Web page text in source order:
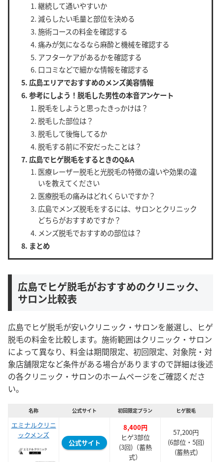
継続して通いやすいか
減らしたい毛量と部位を決める
施術コースの料金を確認する
痛みが気になるなら麻酔と機械を確認する
アフターケアがあるかを確認する
口コミなどで細かな情報を確認する
広島エリアでおすすめのメンズ美容情報
参考にしよう！脱毛した男性の本音アンケート
脱毛をしようと思ったきっかけは？
脱毛した部位は？
脱毛して後悔してるか
脱毛する前に不安だったことは？
広島でヒゲ脱毛をするときのQ&A
医療レーザー脱毛と光脱毛の特徴の違いや効果の違
いを教えてください
医療脱毛の痛みはどれくらいですか？
広島でメンズ脱毛をするには、サロンとクリニック
どちらがおすすめですか？
メンズ脱毛でおすすめの部位は？
まとめ
広島でヒゲ脱毛がおすすめのクリニック、
サロン比較表
広島でヒゲ脱毛が安いクリニック・サロンを厳選し、ヒゲ
脱毛の料金を比較します。施術範囲はクリニック・サロン
によって異なり、料金は期間限定、初回限定、対象院・対
象店舗限定など条件がある場合がありますので詳細は後述
の各クリニック・サロンのホームページをご確認くださ
い。
名称 公式サイト 初回限定プラン ヒゲ脱毛
エミナルクリニ
ックメンズ
公式サイト
8,400円
ヒゲ3部位
(3回)（蓄熱
式）
57,200円
(6部位・5回)
(蓄熱式)